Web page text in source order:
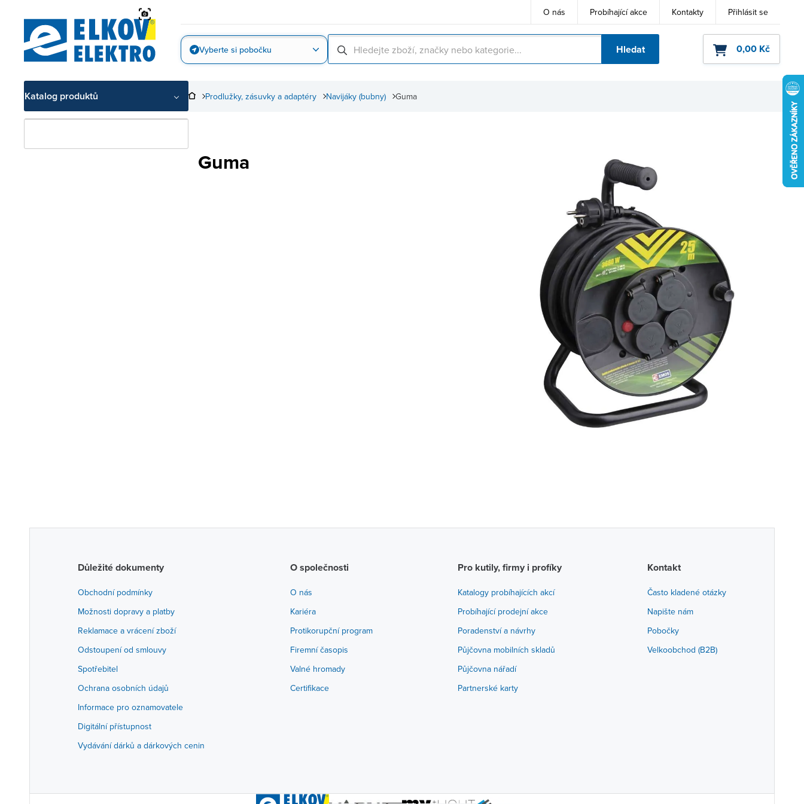
O nás Probíhající akce Kontakty Přihlásit se
Vyberte si pobočku Hledat 0,00 Kč
Katalog produktů Guma
Navijáky (bubny)
Prodlužky, zásuvky a adaptéry
Guma
Důležité dokumenty
Obchodní podmínky
Možnosti dopravy a platby
Reklamace a vrácení zboží
Odstoupení od smlouvy
Spotřebitel
Ochrana osobních údajů
Informace pro oznamovatele
Digitální přístupnost
Vydávání dárků a dárkových cenin
O společnosti
O nás
Kariéra
Protikorupční program
Firemní časopis
Valné hromady
Certifikace
Pro kutily, firmy i profíky
Katalogy probíhajících akcí
Probíhající prodejní akce
Poradenství a návrhy
Půjčovna mobilních skladů
Půjčovna nářadí
Partnerské karty
Kontakt
Často kladené otázky
Napište nám
Pobočky
Velkoobchod (B2B)